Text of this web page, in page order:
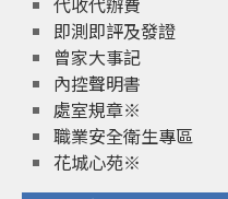
即測即評及發證
曾家大事記
內控聲明書
處室規章※
職業安全衛生專區
花城心苑※